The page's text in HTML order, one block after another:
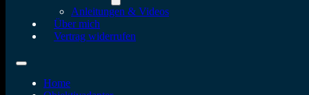
Anleitungen & Videos
Über mich
Vertrag widerrufen
Home